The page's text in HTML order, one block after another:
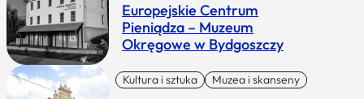
Europejskie Centrum
Pieniądza – Muzeum
Okręgowe w Bydgoszczy
Kultura i sztuka Muzea i skanseny